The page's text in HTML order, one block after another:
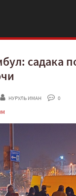
садака
НУРУЛЬ ИМАН
0